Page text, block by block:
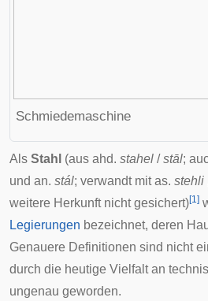
Schmiedemaschine
Als Stahl (aus ahd. stahel /stāl;
und an. stál; verwandt mitas. stehli
weitere Herkunft nicht gesichert)[1]
Legierungen bezeichnet, deren
Genauere Definitionen sind nicht
durch die heutige Vielfalt an
ungenau geworden.